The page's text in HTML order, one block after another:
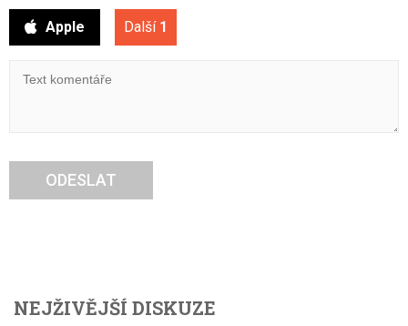
Apple Další 1
ODESLAT
NEJŽIVĚJŠÍ DISKUZE